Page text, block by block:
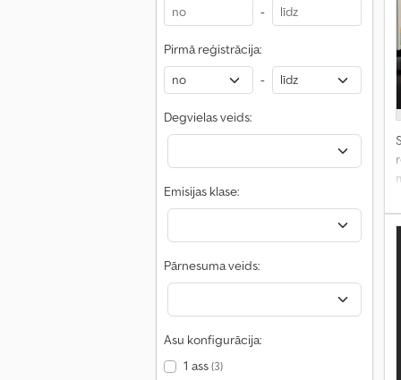
-
Pirmā reģistrācija:
-
Degvielas veids:
Emisijas klase:
Pārnesuma veids:
Asu konfigurācija:
1 ass(3)